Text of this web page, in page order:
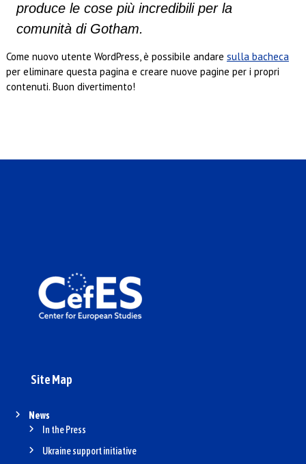
produce le cose più incredibili per la
comunità di Gotham.
Come nuovo utente WordPress, è possibile andare sulla bacheca
per eliminare questa pagina e creare nuove pagine per i propri
contenuti. Buon divertimento!
Site Map
News
In the Press
Ukraine support initiative